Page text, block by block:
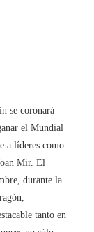
se coronará
el Mundial
a líderes como
Mir. El
durante la
tanto en